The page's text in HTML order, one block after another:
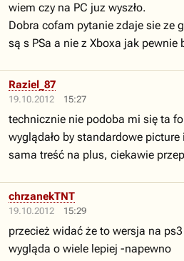
wiem czy na PC juz wyszło.
Dobra cofam pytanie zdaje sie ze
są s PSa a nie z Xboxa jak pewnie
19.10.2012 15:27
Raziel_87
technicznie nie podoba mi się ta
wyglądało by standardowe
sama treść na plus, ciekawie
19.10.2012 15:29
chrzanekTNT
przecież widać że to wersja na
wygląda o wiele lepiej -napewno